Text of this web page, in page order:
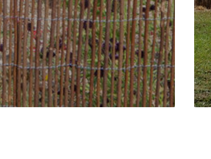
Avec fil galva tous les 10 cm (env.)
Ref. 10401577 | Dim : 1 x 3 m
Ref. 10401578 | Dim : 1,5 x 3 m
Ref. 10401579 | Dim : 2 x 3 m